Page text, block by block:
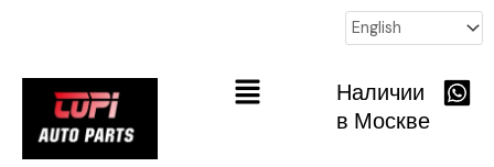
Main
Наличии
в Москве